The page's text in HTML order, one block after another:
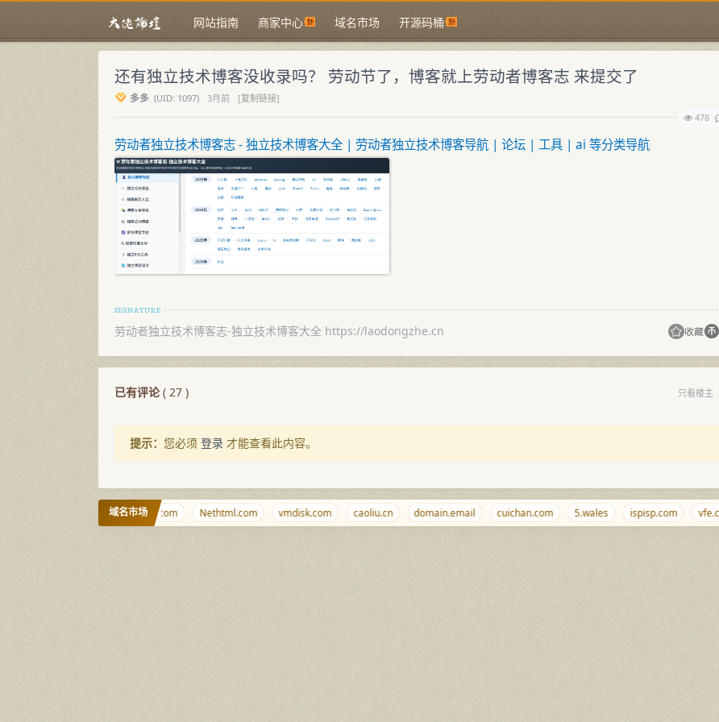
网站指南 商家中心 域名市场 开源码桶
还有独立技术博客没收录吗？ 劳动节了，博客就上劳动者博客志 来提交了
多多 (UID: 1097) 3月前
[复制链接]
478
劳动者独立技术博客志 - 独立技术博客大全 | 劳动者独立技术博客导航 | 论坛 | 工具 | ai 等分类导航
劳动者独立技术博客志-独立技术博客大全 https://laodongzhe.cn 收藏
已有评论( 27 ) 只看楼主
提示： 您必须 登录 才能查看此内容。
域名市场
tiaoqi.com Nethtml.com vmdisk.com caoliu.cn domain.email cuichan.com 5.wales ispisp.com vfe.cn